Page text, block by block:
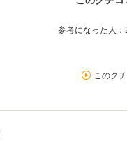
参考になった人：
このク